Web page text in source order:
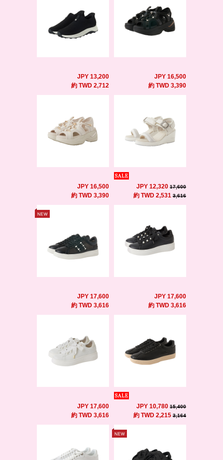
JPY 13,200
約 TWD 2,712
JPY 16,500
約 TWD 3,390
JPY 16,500
約 TWD 3,390
JPY 12,320 17,600
約 TWD 2,531 3,616
JPY 17,600
約 TWD 3,616
JPY 17,600
約 TWD 3,616
JPY 17,600
約 TWD 3,616
JPY 10,780 15,400
約 TWD 2,215 3,164